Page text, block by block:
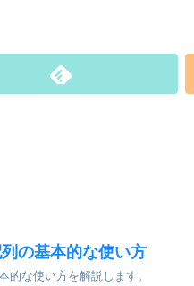
の基本的な使い方
的な使い方を解説します。